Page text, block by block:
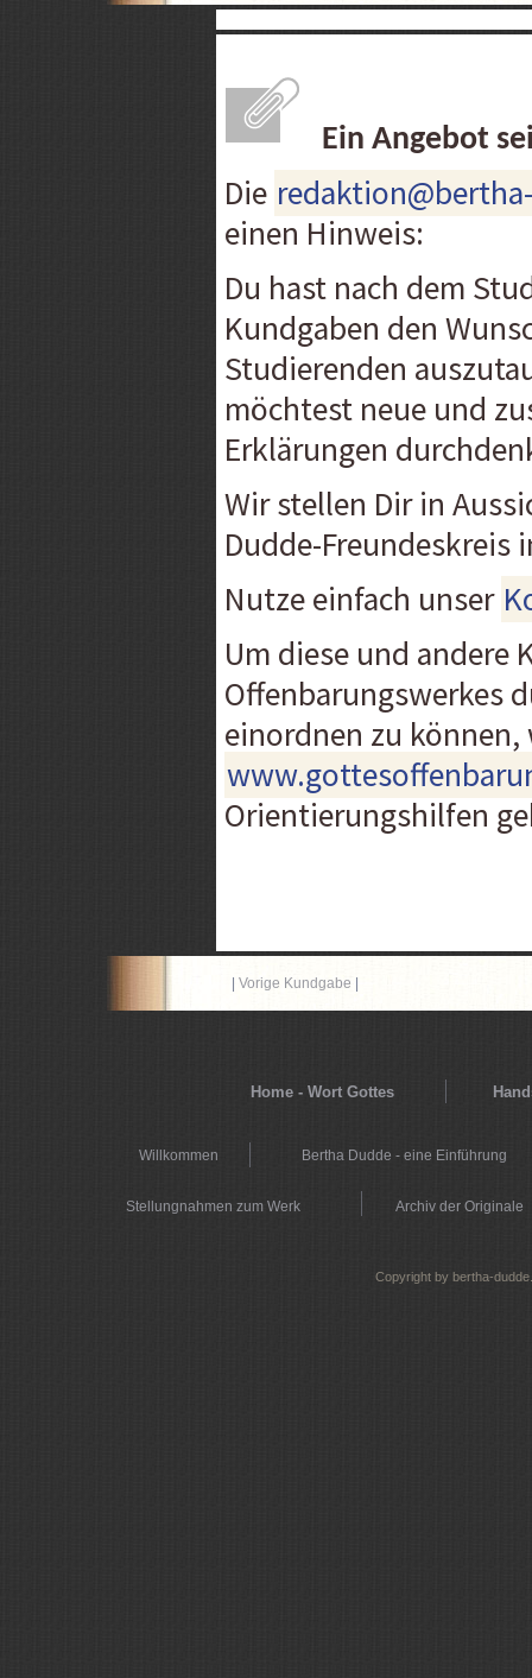
Ein Angebot
Die
einen Hinweis:
Du hast nach dem
Kundgaben den
Studierenden
möchtest neue und
Erklärungen
Wir stellen Dir in
Dudde-
Nutze einfach unser
Um diese und andere
Offenbarungswerkes
einordnen zu können,
Orientierungshilfen
Vorige Kundgabe
Home - Wort Gottes
Willkommen Bertha Dudde - eine Einführung
Stellungnahmen zum Werk Archiv der Originale
Copyright by bertha-